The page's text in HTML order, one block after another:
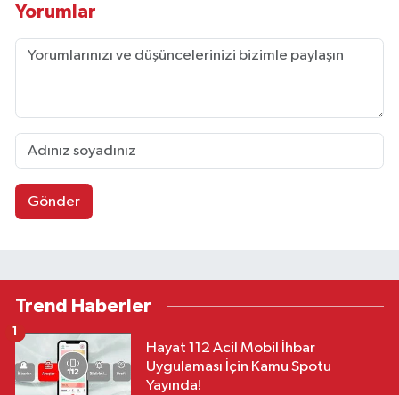
Yorumlar
Gönder
Trend Haberler
Hayat 112 Acil Mobil İhbar
Uygulaması İçin Kamu Spotu
Yayında!
1